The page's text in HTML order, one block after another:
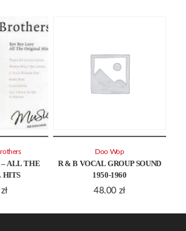
ALL THE
HITS
zł
R & B VOCAL GROUP SOUND
1950-1960
48.00 zł
Doo Wop